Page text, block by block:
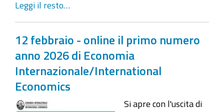
Leggi il resto…
12 febbraio - online il primo numero
anno 2026 di Economia
Internazionale/International
Economics
Si apre con l'uscita di